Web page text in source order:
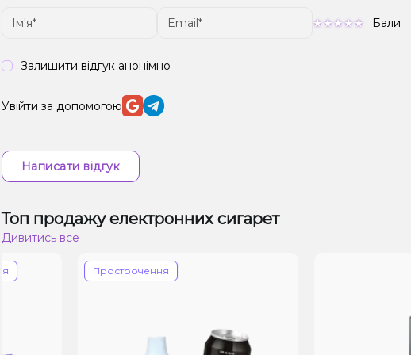
Бали
Залишити відгук анонімно
Увійти за допомогою
Написати відгук
Топ продажу електронних сигарет
Дивитись все
Прострочення